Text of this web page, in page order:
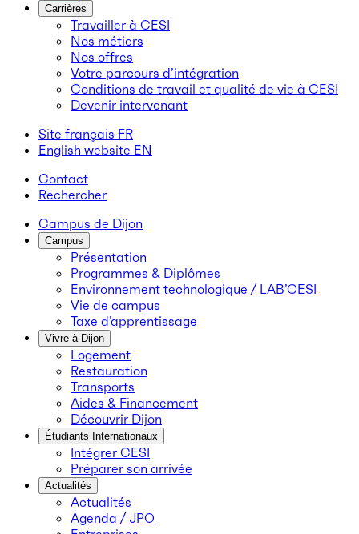
Carrières
Travailler à CESI
Nos métiers
Nos offres
Votre parcours d’intégration
Conditions de travail et qualité de vie à CESI
Devenir intervenant
Site français FR
English website EN
Contact
Rechercher
Campus de Dijon
Campus
Présentation
Programmes & Diplômes
Environnement technologique / LAB’CESI
Vie de campus
Taxe d’apprentissage
Vivre à Dijon
Logement
Restauration
Transports
Aides & Financement
Découvrir Dijon
Étudiants Internationaux
Intégrer CESI
Préparer son arrivée
Actualités
Actualités
Agenda / JPO